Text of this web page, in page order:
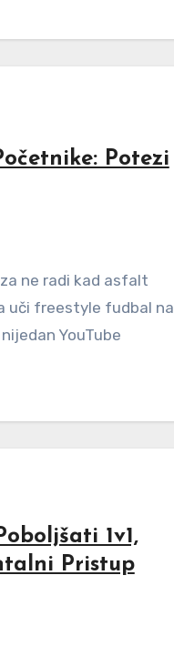
Potezi
ne radi kad asfalt
uči freestyle fudbal na
YouTube
1v1,
Pristup